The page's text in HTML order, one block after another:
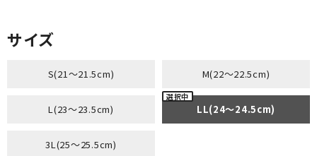
サイズ
S(21～21.5cm) M(22～22.5cm)
L(23～23.5cm) LL(24～24.5cm)
3L(25～25.5cm)